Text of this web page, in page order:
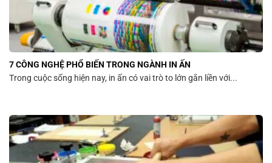
7 CÔNG NGHỆ PHỔ BIẾN TRONG NGÀNH IN ẤN
Trong cuộc sống hiện nay, in ấn có vai trò to lớn gắn liền với...